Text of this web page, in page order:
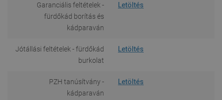
Garanciális feltételek -
fürdőkád borítás és
kádparaván
Letöltés
Jótállási feltételek - fürdőkád
burkolat
Letöltés
PZH tanúsítvány -
kádparaván
Letöltés